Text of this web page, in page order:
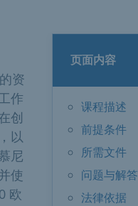
页面内容
课程描述
前提条件
所需文件
问题与解答
法律依据
资
作
创
以
尼
使
欧